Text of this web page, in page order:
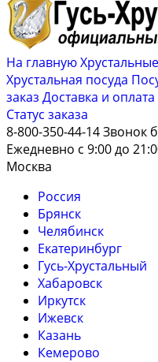
На главную
Хрустальная посуда
заказ Доставка и оплата
Cтатус заказа
8-800-350-44-14Звонок
Ежедневно с 9:00 до
Москва
Россия
Брянск
Челябинск
Екатеринбург
Гусь-Хрустальный
Хабаровск
Иркутск
Ижевск
Казань
Кемерово